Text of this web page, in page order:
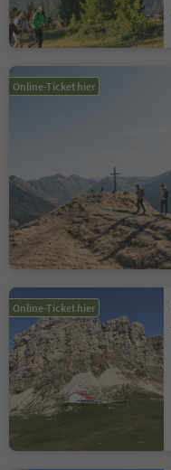
Online-Ticket hier
Online-Ticket hier